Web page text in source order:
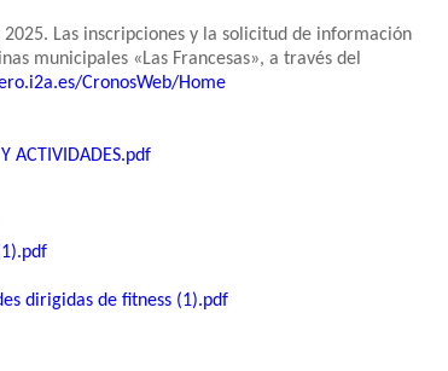
Las inscripciones y la solicitud de información
municipales «Las Francesas», a través del
CronosWeb/Home
ACTIVIDADES.pdf
dirigidas de fitness (1).pdf